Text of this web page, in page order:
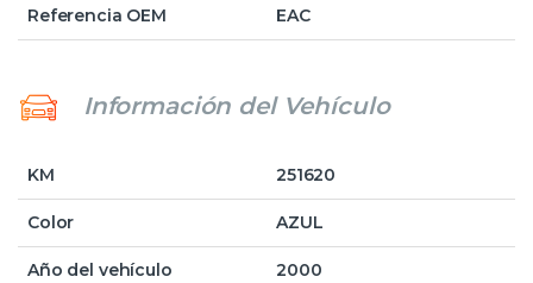
Referencia OEM EAC
Información del Vehículo
KM 251620
Color AZUL
Año del vehículo 2000